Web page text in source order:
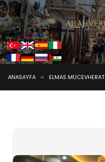
ANASAYFA ELMAS MÜCEVHERAT